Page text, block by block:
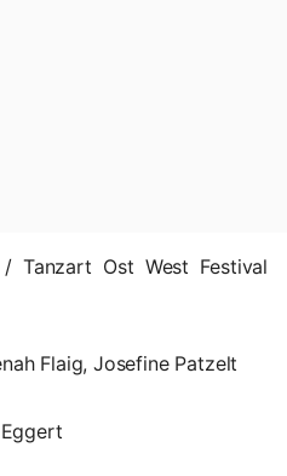
Tanzart Ost West Festival
Flaig, Josefine Patzelt